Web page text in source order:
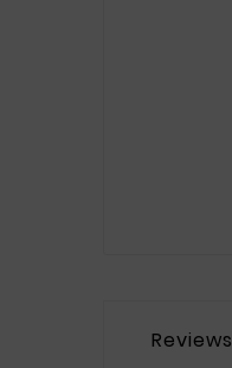
Reviews